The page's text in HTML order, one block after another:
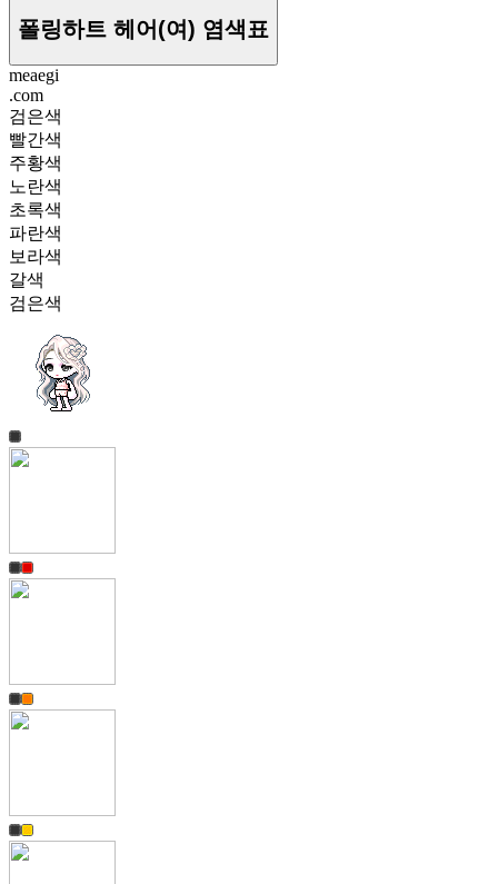
폴링하트 헤어(여) 염색표
meaegi
.com
검은색
빨간색
주황색
노란색
초록색
파란색
보라색
갈색
검은색